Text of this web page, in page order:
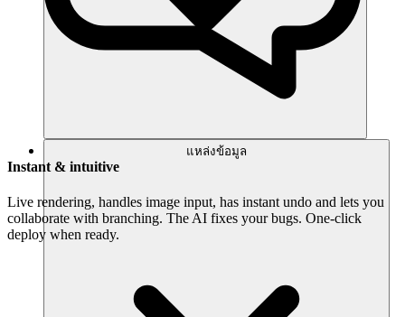
แหล่งข้อมูล
Instant & intuitive
Live rendering, handles image input, has instant undo and lets you
collaborate with branching. The AI fixes your bugs. One-click
deploy when ready.